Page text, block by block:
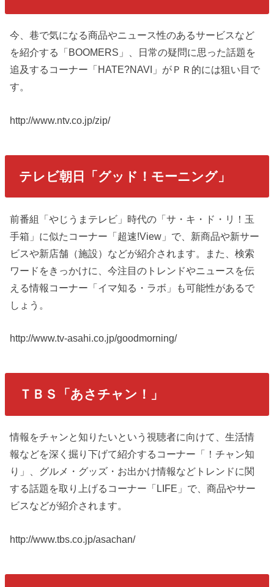
今、巷で気になる商品やニュース性のあるサービスなど
を紹介する「BOOMERS」、日常の疑問に思った話題を
追及するコーナー「HATE?NAVI」がＰＲ的には狙い目で
す。
http://www.ntv.co.jp/zip/
テレビ朝日「グッド！モーニング」
前番組「やじうまテレビ」時代の「サ・キ・ド・リ！玉
手箱」に似たコーナー「超速!View」で、新商品や新サー
ビスや新店舗（施設）などが紹介されます。また、検索
ワードをきっかけに、今注目のトレンドやニュースを伝
える情報コーナー「イマ知る・ラボ」も可能性があるで
しょう。
http://www.tv-asahi.co.jp/goodmorning/
ＴＢＳ「あさチャン！」
情報をチャンと知りたいという視聴者に向けて、生活情
報などを深く掘り下げて紹介するコーナー「！チャン知
り」、グルメ・グッズ・お出かけ情報などトレンドに関
する話題を取り上げるコーナー「LIFE」で、商品やサー
ビスなどが紹介されます。
http://www.tbs.co.jp/asachan/